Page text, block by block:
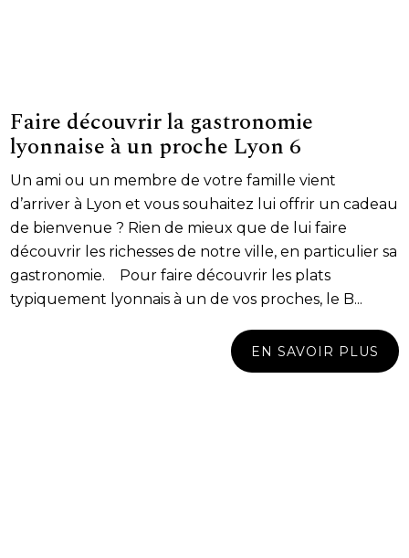
Faire découvrir la gastronomie
lyonnaise à un proche Lyon 6
Un ami ou un membre de votre famille vient
d’arriver à Lyon et vous souhaitez lui offrir un cadeau
de bienvenue ? Rien de mieux que de lui faire
découvrir les richesses de notre ville, en particulier sa
gastronomie. Pour faire découvrir les plats
typiquement lyonnais à un de vos proches, le B...
EN SAVOIR PLUS